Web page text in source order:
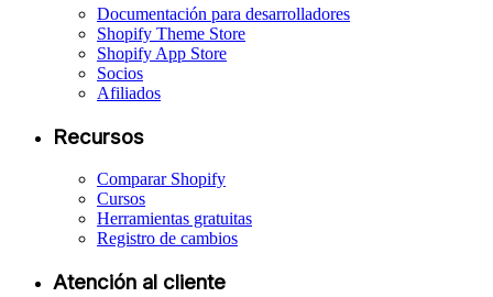
Documentación para desarrolladores
Shopify Theme Store
Shopify App Store
Socios
Afiliados
Recursos
Comparar Shopify
Cursos
Herramientas gratuitas
Registro de cambios
Atención al cliente